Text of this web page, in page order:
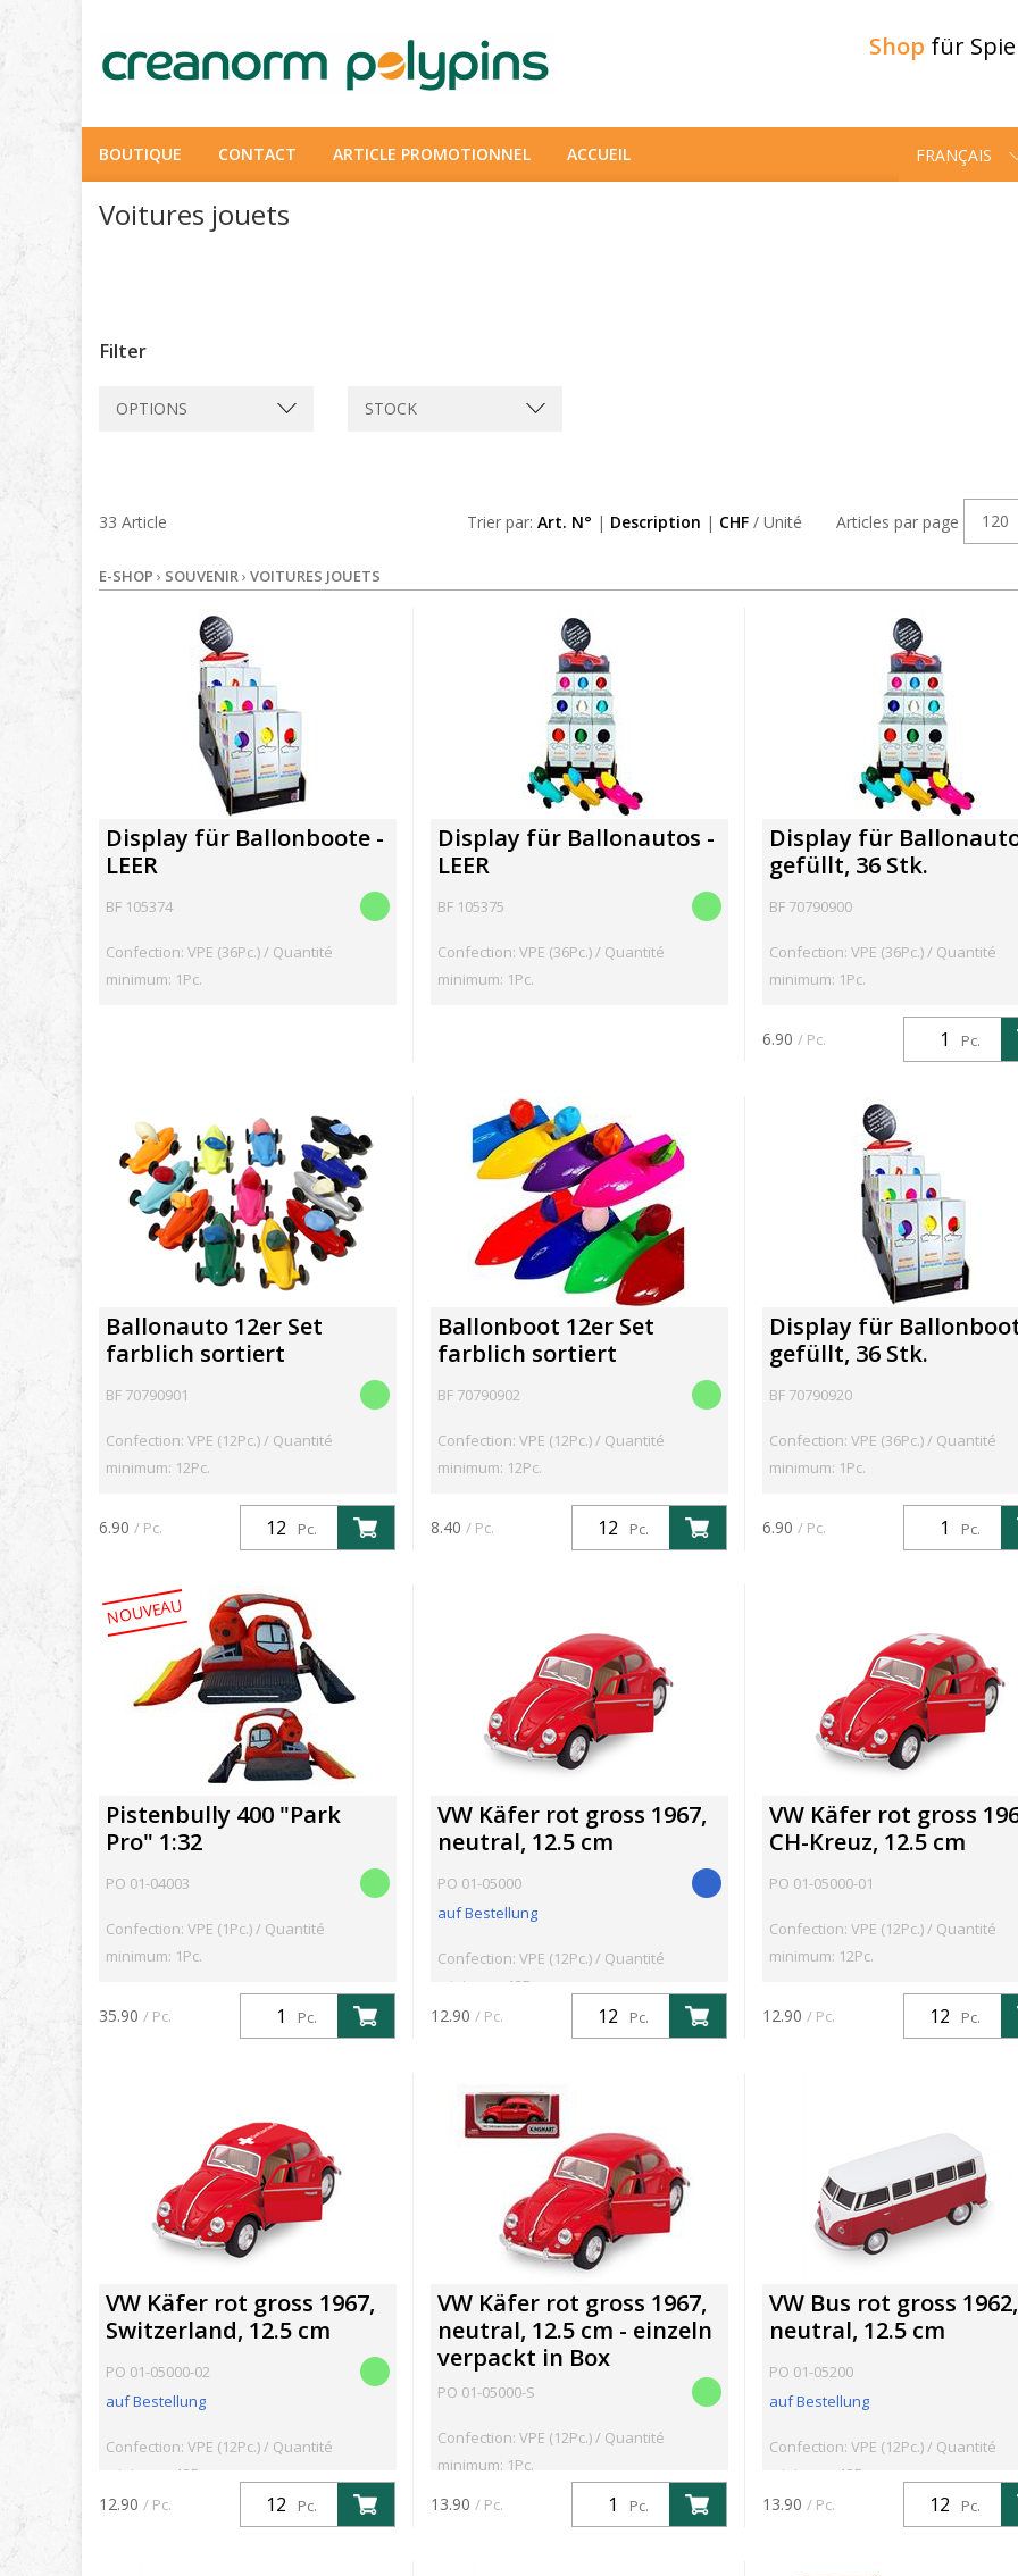
Shop für
FRANÇAIS
BOUTIQUE CONTACT ARTICLE PROMOTIONNEL ACCUEIL
Voitures jouets
Filter
OPTIONS STOCK
Articles par page 120
Trier par: Art. N° | Description | CHF / Unité
33 Article
E-SHOP › SOUVENIR› VOITURES JOUETS
Display für Ballonboote -
LEER
BF 105374
Confection: VPE (36Pc.) / Quantité
minimum: 1Pc.
Display für Ballonautos -
LEER
BF 105375
Confection: VPE (36Pc.) / Quantité
minimum: 1Pc.
Display für
gefüllt, 36 Stk.
BF 70790900
Confection: VPE (36Pc.) / Quantité
minimum: 1Pc.
Pc.
6.90 / Pc.
Ballonauto 12er Set
farblich sortiert
BF 70790901
Confection: VPE (12Pc.) / Quantité
minimum: 12Pc.
Pc.
6.90 / Pc.
Ballonboot 12er Set
farblich sortiert
BF 70790902
Confection: VPE (12Pc.) / Quantité
minimum: 12Pc.
Pc.
8.40 / Pc.
Display für
gefüllt, 36 Stk.
BF 70790920
Confection: VPE (36Pc.) / Quantité
minimum: 1Pc.
Pc.
6.90 / Pc.
NOUVEAU
Pistenbully 400 "Park
Pro" 1:32
PO 01-04003
Confection: VPE (1Pc.) / Quantité
minimum: 1Pc.
Pc.
35.90 / Pc.
VW Käfer rot gross 1967,
neutral, 12.5 cm
PO 01-05000
auf Bestellung
Confection: VPE (12Pc.) / Quantité
minimum: 12Pc.
Pc.
12.90 / Pc.
VW Käfer rot gross
CH-Kreuz, 12.5 cm
PO 01-05000-01
Confection: VPE (12Pc.) / Quantité
minimum: 12Pc.
Pc.
12.90 / Pc.
VW Käfer rot gross 1967,
Switzerland, 12.5 cm
PO 01-05000-02
auf Bestellung
Confection: VPE (12Pc.) / Quantité
minimum: 12Pc.
Pc.
12.90 / Pc.
VW Käfer rot gross 1967,
neutral, 12.5 cm - einzeln
verpackt in Box
PO 01-05000-S
Confection: VPE (12Pc.) / Quantité
minimum: 1Pc.
Pc.
13.90 / Pc.
VW Bus rot gross 1962,
neutral, 12.5 cm
PO 01-05200
auf Bestellung
Confection: VPE (12Pc.) / Quantité
minimum: 12Pc.
Pc.
13.90 / Pc.